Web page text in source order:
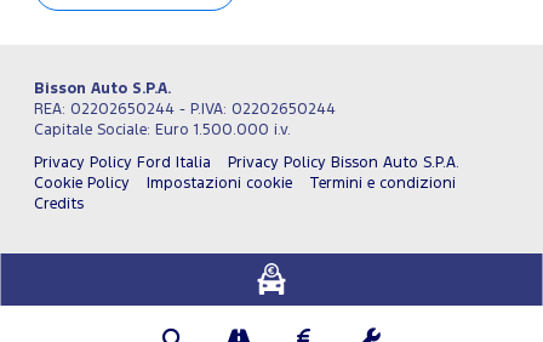
Bisson Auto S.P.A.
REA: 02202650244 - P.IVA: 02202650244
Capitale Sociale: Euro 1.500.000 i.v.
Privacy Policy Ford Italia
Privacy Policy Bisson Auto S.P.A.
Cookie Policy
Impostazioni cookie
Termini e condizioni
Credits